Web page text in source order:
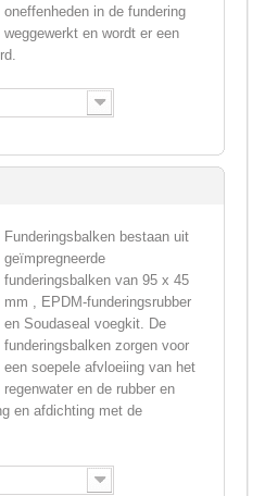
oneffenheden in de fundering
weggewerkt en wordt er een
Funderingsbalken bestaan uit
geïmpregneerde
funderingsbalken van 95 x 45
mm , EPDM-funderingsrubber
en Soudaseal voegkit. De
funderingsbalken zorgen voor
een soepele afvloeiing van het
regenwater en de rubber en
en afdichting met de